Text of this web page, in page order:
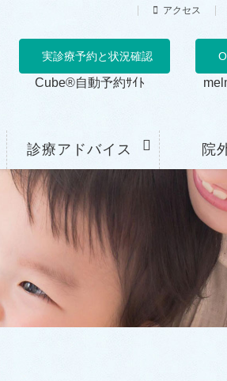
アクセス
実診療予約と状況確認
Cube®自動予約ｻｲﾄ
診療アドバイス 院